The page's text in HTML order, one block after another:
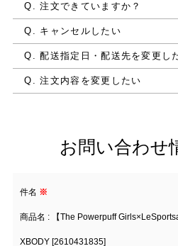
Q. 注文できていますか？
Q. キャンセルしたい
Q. 配送指定日・配送先を変更し
Q. 注文内容を変更したい
お問い合わせ
件名 ※
商品名 : 【The Powerpuff
XBODY [2610431835]